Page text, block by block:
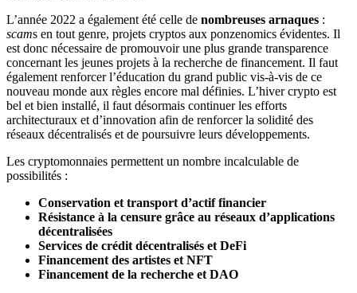
L’année 2022 a également été celle de nombreuses arnaques :
scams en tout genre, projets cryptos aux ponzenomics évidentes. Il
est donc nécessaire de promouvoir une plus grande transparence
concernant les jeunes projets à la recherche de financement. Il faut
également renforcer l’éducation du grand public vis-à-vis de ce
nouveau monde aux règles encore mal définies. L’hiver crypto est
bel et bien installé, il faut désormais continuer les efforts
architecturaux et d’innovation afin de renforcer la solidité des
réseaux décentralisés et de poursuivre leurs développements.
Les cryptomonnaies permettent un nombre incalculable de
possibilités :
Conservation et transport d’actif financier
Résistance à la censure grâce au réseaux d’applications
décentralisées
Services de crédit décentralisés et DeFi
Financement des artistes et NFT
Financement de la recherche et DAO